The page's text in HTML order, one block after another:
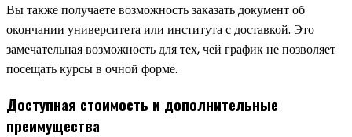
Вы также получаете возможность заказать документ об
окончании университета или института с доставкой. Это
замечательная возможность для тех, чей график не позволяет
посещать курсы в очной форме.
Доступная стоимость и дополнительные
преимущества